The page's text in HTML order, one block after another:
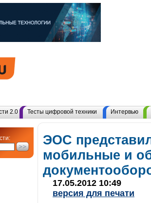
2.0 Тесты цифровой техники Интервью
ЭОС
мобильные и
17.05.2012 10:49
версия для печати